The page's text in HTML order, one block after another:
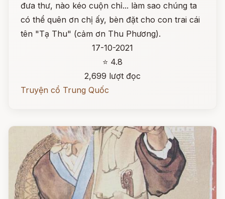
đưa thư, nào kéo cuộn chỉ... làm sao chúng ta
có thể quên ơn chị ấy, bèn đặt cho con trai cái
tên "Tạ Thu" (cảm ơn Thu Phương).
17-10-2021
⭐ 4.8
2,699 lượt đọc
Truyện cổ Trung Quốc